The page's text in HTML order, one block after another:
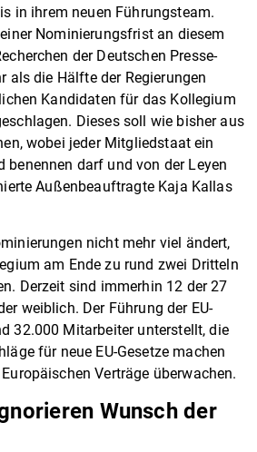
in ihrem neuen Führungsteam.
Nominierungsfrist an diesem
der Deutschen Presse-
als die Hälfte der Regierungen
Kandidaten für das Kollegium
Dieses soll wie bisher aus
wobei jeder Mitgliedstaat ein
darf und von der Leyen
Außenbeauftragte Kaja Kallas
nicht mehr viel ändert,
am Ende zu rund zwei Dritteln
Derzeit sind immerhin 12 der 27
weiblich. Der Führung der EU-
32.000 Mitarbeiter unterstellt, die
für neue EU-Gesetze machen
Verträge überwachen.
Wunsch der